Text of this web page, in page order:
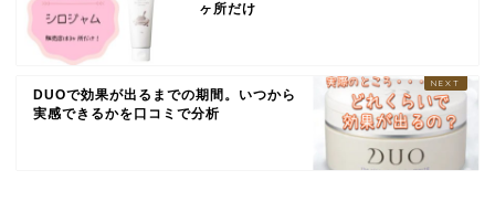
ヶ所だけ
DUOで効果が出るまでの期間。いつから
実感できるかを口コミで分析